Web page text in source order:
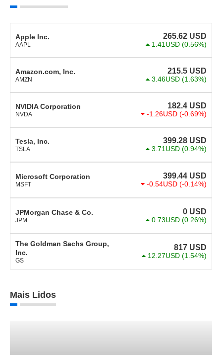
Apple Inc.
AAPL
265.62 USD
1.41USD (0.56%)
Amazon.com, Inc.
AMZN
215.5 USD
3.46USD (1.63%)
NVIDIA Corporation
NVDA
182.4 USD
-1.26USD (-0.69%)
Tesla, Inc.
TSLA
399.28 USD
3.71USD (0.94%)
Microsoft Corporation
MSFT
399.44 USD
-0.54USD (-0.14%)
JPMorgan Chase & Co.
JPM
0 USD
0.73USD (0.26%)
The Goldman Sachs Group,
Inc.
GS
817 USD
12.27USD (1.54%)
Mais Lidos